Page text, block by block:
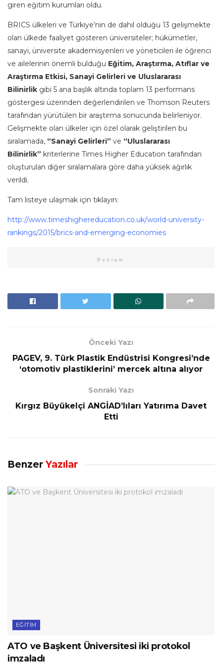
giren eğitim kurumları oldu.
BRICS ülkeleri ve Türkiye’nin de dahil olduğu 13 gelişmekte
olan ülkede faaliyet gösteren üniversiteler; hükümetler,
sanayi, üniversite akademisyenleri ve yöneticileri ile öğrenci
ve ailelerinin önemli bulduğu Eğitim, Araştırma, Atıflar ve
Araştırma Etkisi, Sanayi Gelirleri ve Uluslararası
Bilinirlik gibi 5 ana başlık altında toplam 13 performans
göstergesi üzerinden değerlendirilen ve Thomson Reuters
tarafından yürütülen bir araştırma sonucunda belirleniyor.
Gelişmekte olan ülkeler için özel olarak geliştirilen bu
sıralamada, “Sanayi Gelirleri” ve “Uluslararası
Bilinirlik” kriterlerine Times Higher Education tarafından
oluşturulan diğer sıralamalara göre daha yüksek ağırlık
verildi.
Tam listeye ulaşmak için tıklayın:
http://www.timeshighereducation.co.uk/world-university-
rankings/2015/brics-and-emerging-economies
Reklam
Önceki Yazı
PAGEV, 9. Türk Plastik Endüstrisi Kongresi’nde
‘otomotiv plastiklerini’ mercek altına alıyor
Sonraki Yazı
Kırgız Büyükelçi ANGİAD’lıları Yatırıma Davet
Etti
Benzer Yazılar
EĞITIM
ATO ve Başkent Üniversitesi iki protokol
imzaladı